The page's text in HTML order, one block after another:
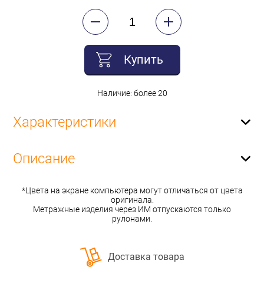
Купить
Наличие: более 20
Характеристики
Описание
*Цвета на экране компьютера могут отличаться от цвета
оригинала.
Метражные изделия через ИМ отпускаются только
рулонами.
Доставка товара